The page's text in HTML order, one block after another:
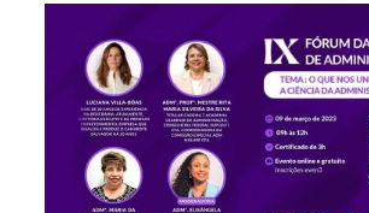
Promovido
Pelo
CFA